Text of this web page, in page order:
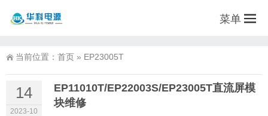
菜单
当前位置： 首页 » EP23005T
14
2023-10
EP11010T/EP22003S/EP23005T直流屏模
块维修